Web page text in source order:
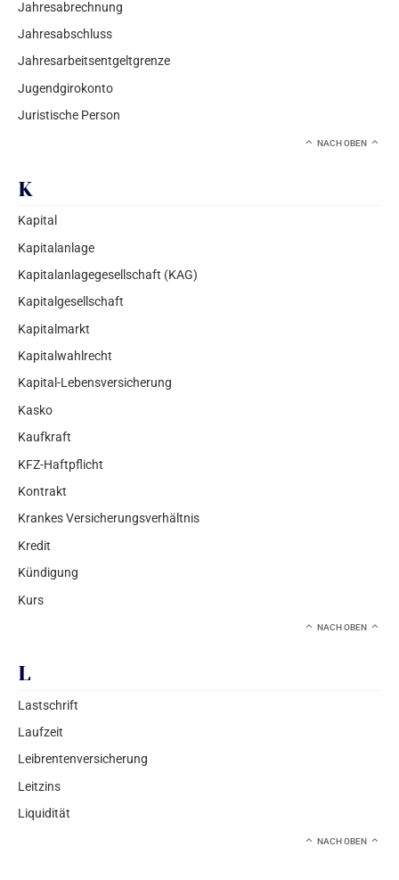
Jahresabrechnung
Jahresabschluss
Jahresarbeitsentgeltgrenze
Jugendgirokonto
Juristische Person
NACH OBEN
K
Kapital
Kapitalanlage
Kapitalanlagegesellschaft (KAG)
Kapitalgesellschaft
Kapitalmarkt
Kapitalwahlrecht
Kapital-Lebensversicherung
Kasko
Kaufkraft
KFZ-Haftpflicht
Kontrakt
Krankes Versicherungsverhältnis
Kredit
Kündigung
Kurs
NACH OBEN
L
Lastschrift
Laufzeit
Leibrentenversicherung
Leitzins
Liquidität
NACH OBEN